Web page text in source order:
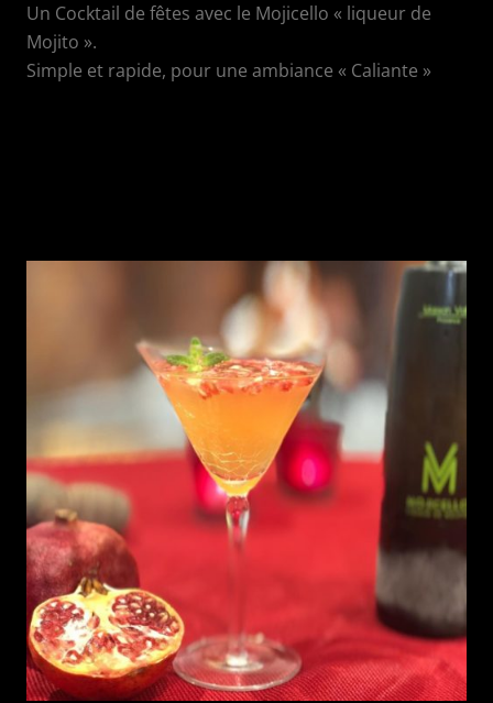
Un Cocktail de fêtes avec le Mojicello « liqueur de
Mojito ».
Simple et rapide, pour une ambiance « Caliante »